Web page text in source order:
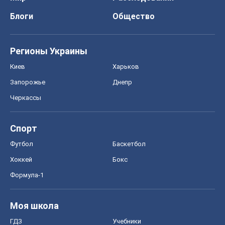
Блоги
Общество
Регионы Украины
Киев Харьков
Запорожье Днепр
Черкассы
Спорт
Футбол Баскетбол
Хоккей Бокс
Формула-1
Моя школа
ГДЗ Учебники